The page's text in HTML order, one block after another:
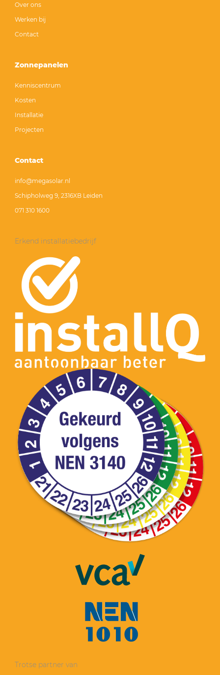
Over ons
Werken bij
Contact
Zonnepanelen
Kenniscentrum
Kosten
Installatie
Projecten
Contact
info@megasolar.nl
Schipholweg 9, 2316XB Leiden
071 310 1600
Erkend installatiebedrijf
Trotse partner van